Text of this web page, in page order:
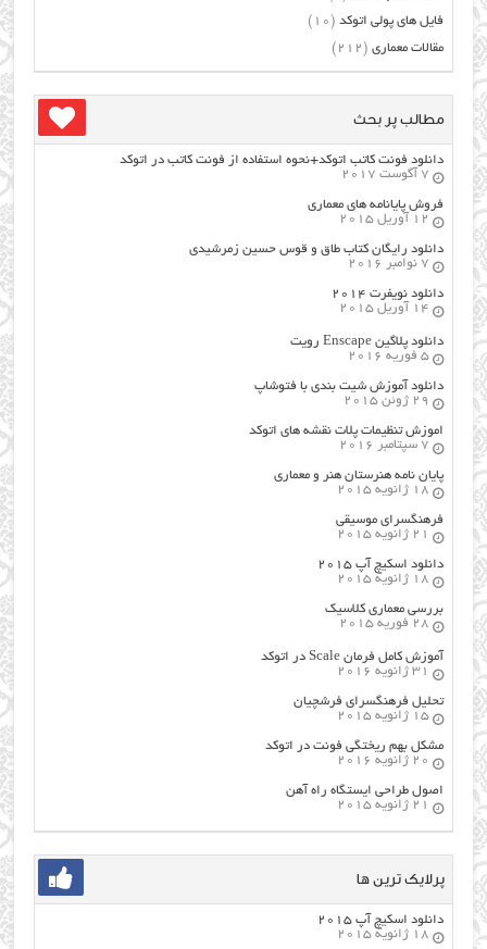
فایل های پولی اتوکد (10)
مقالات معماری (212)
مطالب پر بحث
دانلود فونت کاتب اتوکد+نحوه استفاده از فونت کاتب در اتوکد
7 آگوست 2017
فروش پایانامه های معماری
12 آوریل 2015
دانلود رایگان کتاب طاق و قوس حسین زمرشیدی
7 نوامبر 2016
دانلود نویفرت ۲۰۱۴
14 آوریل 2015
دانلود پلاگین Enscape رویت
5 فوریه 2016
دانلود آموزش شیت بندی با فتوشاپ
29 ژوئن 2015
اموزش تنظیمات پلات نقشه های اتوکد
7 سپتامبر 2016
پایان نامه هنرستان هنر و معماري
18 ژانویه 2015
فرهنگسراي موسيقي
21 ژانویه 2015
دانلود اسکیچ آپ ۲۰۱۵
18 ژانویه 2015
بررسی معماری کلاسیک
28 فوریه 2015
آموزش کامل فرمان Scale در اتوکد
31 ژانویه 2016
تحلیل فرهنگسرای فرشچیان
15 ژانویه 2015
مشکل بهم ریختگی فونت در اتوکد
20 ژانویه 2016
اصول طراحي ایستگاه راه آهن
21 ژانویه 2015
پرلایک ترین ها
دانلود اسکیچ آپ ۲۰۱۵
18 ژانویه 2015